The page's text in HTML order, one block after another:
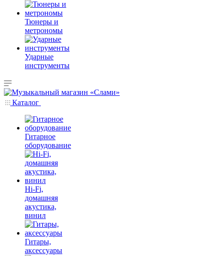
Тюнеры и
метрономы
Ударные
инструменты
Каталог
Гитарное
оборудование
Hi-Fi,
домашняя
акустика,
винил
Гитары,
аксессуары